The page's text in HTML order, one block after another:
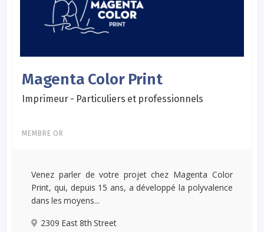
Magenta Color Print
Imprimeur - Particuliers et professionnels
MEMBRE OR
Venez parler de votre projet chez Magenta Color
Print, qui, depuis 15 ans, a développé la polyvalence
dans les moyens...
2309 East 8th Street